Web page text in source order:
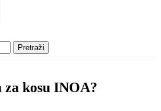
Pretraži
kosu INOA?